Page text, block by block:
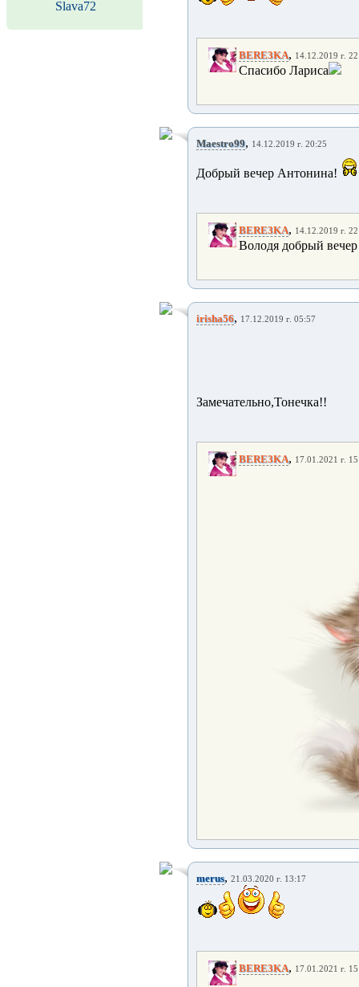
Slava72
BERE3KA, 14.12.2019 г.
Спасибо Лариса
Maestro99, 14.12.2019 г. 20:25
Добрый вечер Антонина!
BERE3KA, 14.12.2019 г.
Володя добрый
irisha56, 17.12.2019 г. 05:57
Замечательно,Тонечка!!
BERE3KA, 17.01.2021 г.
merus, 21.03.2020 г. 13:17
BERE3KA, 17.01.2021 г.